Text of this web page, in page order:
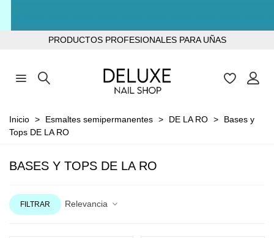
PRODUCTOS PROFESIONALES PARA UÑAS
Inicio > Esmaltes semipermanentes > DE LA RO >
Bases y
Tops DE LA RO
BASES Y TOPS DE LA RO
FILTRAR Relevancia